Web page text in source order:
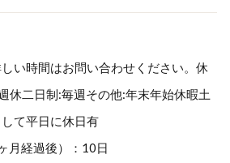
い時間はお問い合わせください。休
休二日制:毎週その他:年末年始休暇土
て平日に休日有
月経過後）：10日